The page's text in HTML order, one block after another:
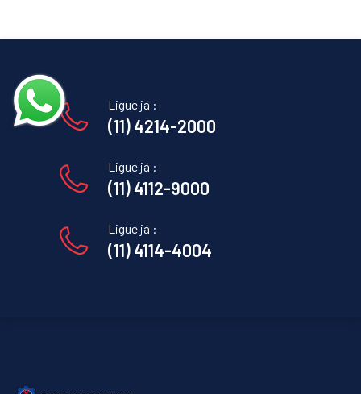
Ligue já :
(11) 4214-2000
Ligue já :
(11) 4112-9000
Ligue já :
(11) 4114-4004